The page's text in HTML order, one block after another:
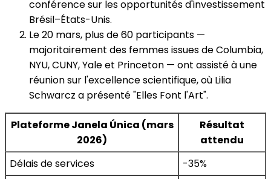
conférence sur les opportunités d'investissement
Brésil–États-Unis.
Le 20 mars, plus de 60 participants —
majoritairement des femmes issues de Columbia,
NYU, CUNY, Yale et Princeton — ont assisté à une
réunion sur l'excellence scientifique, où Lilia
Schwarcz a présenté "Elles Font l'Art".
Plateforme Janela Única (mars
2026)
Résultat
attendu
Délais de services
-35%